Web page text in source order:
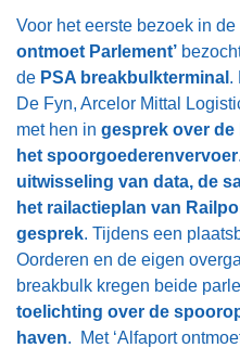
Voor het eerste bezoek in
ontmoet Parlement’
de PSA breakbulkterminal .
De Fyn, Arcelor Mittal
met hen in gesprek over
het spoorgoederenvervoer
uitwisseling van data, de
het railactieplan van
gesprek. Tijdens een
Oorderen en de eigen
breakbulk kregen beide
toelichting over de
haven. Met ‘Alfaport